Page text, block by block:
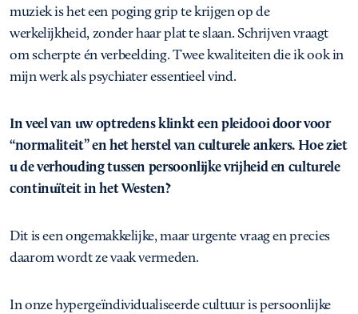
muziek is het een poging grip te krijgen op de
werkelijkheid, zonder haar plat te slaan. Schrijven vraagt
om scherpte én verbeelding. Twee kwaliteiten die ik ook in
mijn werk als psychiater essentieel vind.
In veel van uw optredens klinkt een pleidooi door voor
“normaliteit” en het herstel van culturele ankers. Hoe ziet
u de verhouding tussen persoonlijke vrijheid en culturele
continuïteit in het Westen?
Dit is een ongemakkelijke, maar urgente vraag en precies
daarom wordt ze vaak vermeden.
In onze hypergeïndividualiseerde cultuur is persoonlijke